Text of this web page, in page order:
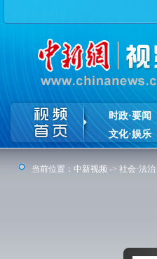
时政·要闻
文化·娱乐
当前位置： 中新视频 -> 社会·法治